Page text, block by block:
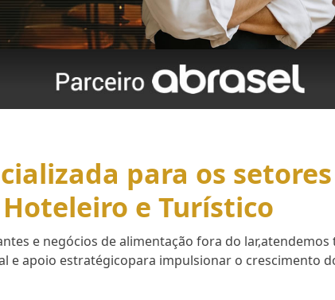
para os
Hoteleiro e Turístico
e negócios de alimentação fora do
e apoio estratégicopara impulsionar o crescimento